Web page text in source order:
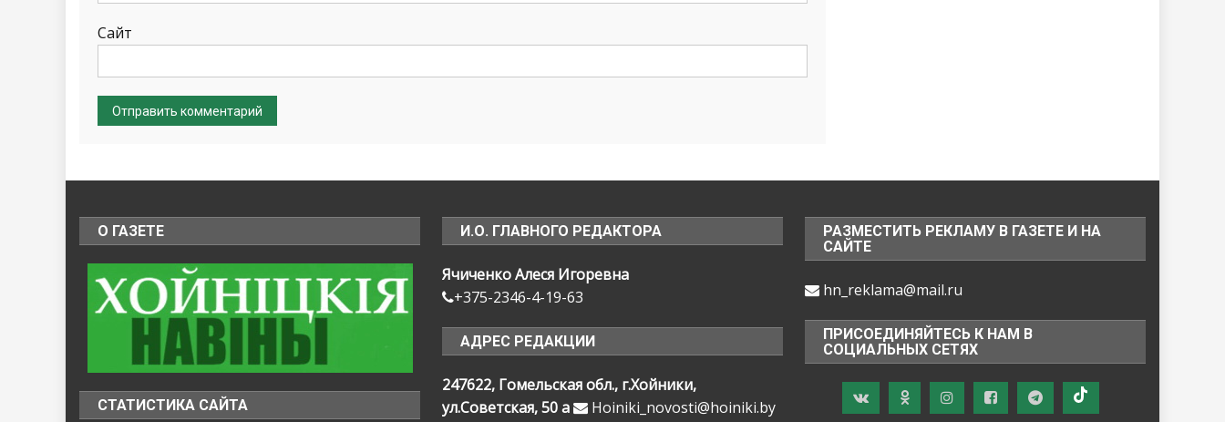
Сайт
О ГАЗЕТЕ
СТАТИСТИКА САЙТА
И.О. ГЛАВНОГО РЕДАКТОРА
Ячиченко Алеся Игоревна
+375-2346-4-19-63
АДРЕС РЕДАКЦИИ
247622, Гомельская обл., г.Хойники,
ул.Советская, 50 а
Hoiniki_novosti@hoiniki.by
РАЗМЕСТИТЬ РЕКЛАМУ В ГАЗЕТЕ И НА
САЙТЕ
hn_reklama@mail.ru
ПРИСОЕДИНЯЙТЕСЬ К НАМ В
СОЦИАЛЬНЫХ СЕТЯХ